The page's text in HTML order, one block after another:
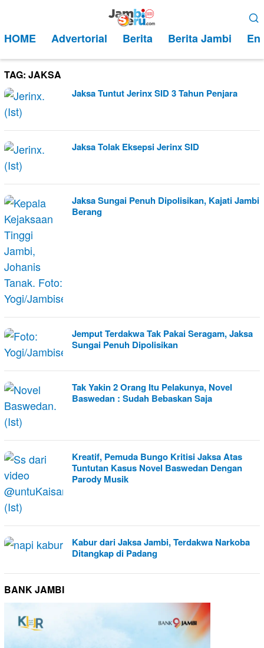
kontenMobile
HOME Advertorial Berita Berita Jambi
TAG: JAKSA
Jaksa Tuntut Jerinx SID 3 Tahun Penjara
Jaksa Tolak Eksepsi Jerinx SID
Jaksa Sungai Penuh Dipolisikan, Kajati Jambi
Berang
Jemput Terdakwa Tak Pakai Seragam, Jaksa
Sungai Penuh Dipolisikan
Tak Yakin 2 Orang Itu Pelakunya, Novel
Baswedan : Sudah Bebaskan Saja
Kreatif, Pemuda Bungo Kritisi Jaksa Atas
Tuntutan Kasus Novel Baswedan Dengan
Parody Musik
Kabur dari Jaksa Jambi, Terdakwa Narkoba
Ditangkap di Padang
BANK JAMBI